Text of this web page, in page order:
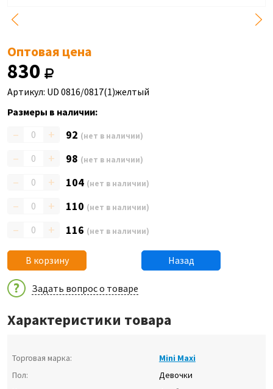
Оптовая цена
830
Артикул: UD 0816/0817(1)желтый
Размеры в наличии:
– + 92 (нет в наличии)
– + 98 (нет в наличии)
– + 104 (нет в наличии)
– + 110 (нет в наличии)
– + 116 (нет в наличии)
В корзину Назад
Задать вопрос о товаре
Характеристики товара
Торговая марка:
Mini Maxi
Пол:
Девочки